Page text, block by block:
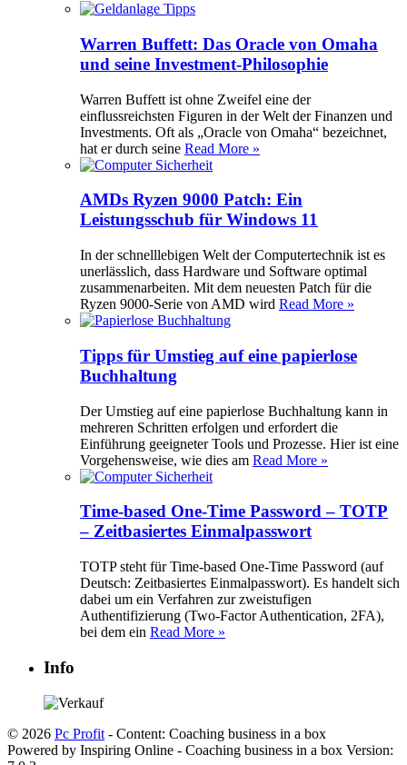
Warren Buffett: Das Oracle von Omaha
und seine Investment-Philosophie
Warren Buffett ist ohne Zweifel eine der
einflussreichsten Figuren in der Welt der Finanzen und
Investments. Oft als „Oracle von Omaha“ bezeichnet,
hat er durch seine Read More »
AMDs Ryzen 9000 Patch: Ein
Leistungsschub für Windows 11
In der schnelllebigen Welt der Computertechnik ist es
unerlässlich, dass Hardware und Software optimal
zusammenarbeiten. Mit dem neuesten Patch für die
Ryzen 9000-Serie von AMD wird Read More »
Tipps für Umstieg auf eine papierlose
Buchhaltung
Der Umstieg auf eine papierlose Buchhaltung kann in
mehreren Schritten erfolgen und erfordert die
Einführung geeigneter Tools und Prozesse. Hier ist eine
Vorgehensweise, wie dies am Read More »
Time-based One-Time Password – TOTP
– Zeitbasiertes Einmalpasswort
TOTP steht für Time-based One-Time Password (auf
Deutsch: Zeitbasiertes Einmalpasswort). Es handelt sich
dabei um ein Verfahren zur zweistufigen
Authentifizierung (Two-Factor Authentication, 2FA),
bei dem ein Read More »
Info
© 2026 Pc Profit - Content: Coaching business in a box
Powered by Inspiring Online - Coaching business in a box Version: